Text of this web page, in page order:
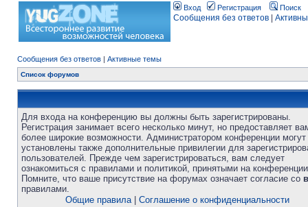
Вход Регистрация Поиск
Сообщения без ответов
Сообщения без ответов | Активные темы
Список форумов
Для входа на конференцию вы должны быть зарегистрированы.
Регистрация занимает всего несколько минут, но предоставляет
более широкие возможности. Администратором конференции
установлены также дополнительные привилегии для
пользователей. Прежде чем зарегистрироваться, вам следует
ознакомиться с правилами и политикой, принятыми на
Помните, что ваше присутствие на форумах означает согласие со
правилами.
Общие правила| Соглашение о конфиденциальности